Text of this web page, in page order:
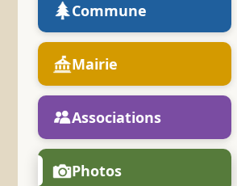
Commune
Mairie
Associations
Photos